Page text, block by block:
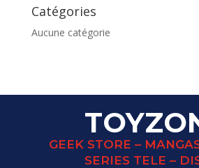
Catégories
Aucune catégorie
GEEK STORE –
SERIES TELE –